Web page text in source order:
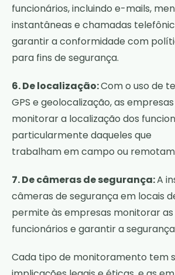
funcionários, incluindo e-mails,
instantâneas e chamadas
garantir a conformidade com
para fins de segurança.
6. De localização:Com o uso de
GPS e geolocalização, as
monitorar a localização dos
particularmente daqueles que
trabalham em campo ou
7. De câmeras de segurança:A
câmeras de segurança em locais
permite às empresas monitorar as
funcionários e garantir a
Cada tipo de monitoramento tem